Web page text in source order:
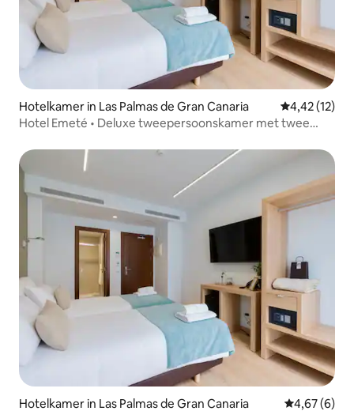
Hotelkamer in Las Palmas de Gran Canaria Gemiddelde
4,42 (12)
Hotel Emeté • Deluxe tweepersoonskamer met twee
Hotelkamer in Las Palmas de Gran Canaria Gemiddelde
4,67 (6)